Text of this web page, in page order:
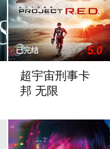
已完结 5.0
超宇宙刑事卡
邦 无限